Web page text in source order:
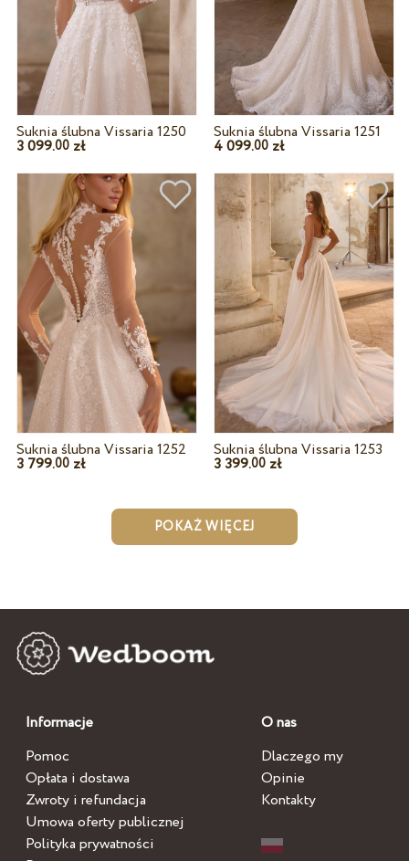
Suknia ślubna Vissaria 1250
3 099.00zł
Suknia ślubna Vissaria 1251
4 099.00 zł
Suknia ślubna Vissaria 1252
3 799.00zł
Suknia ślubna Vissaria 1253
3 399.00 zł
POKAŻ WIĘCEJ
Informacje
Pomoc
Opłata i dostawa
Zwroty i refundacja
Umowa oferty publicznej
Polityka prywatności
O nas
Dlaczego my
Opinie
Kontakty